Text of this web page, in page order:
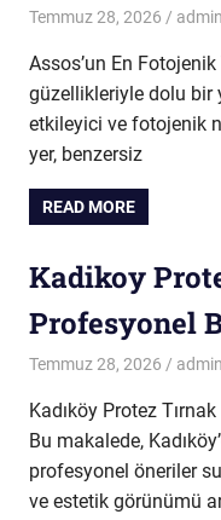
Temmuz 28, 2026 admin
Assos’un En
güzellikleriyle dolu bir
etkileyici ve fotojenik
yer, benzersiz
READ MORE
Kadikoy
Profesyonel
Temmuz 28, 2026 admin
Kadıköy Protez
Bu makalede,
profesyonel öneriler
ve estetik görünümü